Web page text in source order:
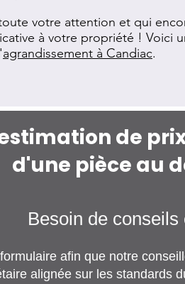
votre attention et qui
à votre propriété ! Voici
agrandissement à Candiac.
de
d'une pièce au
Besoin de
afin que notre
alignée sur les standards